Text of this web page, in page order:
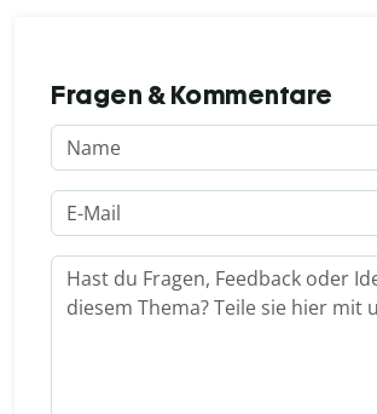
Fragen & Kommentare